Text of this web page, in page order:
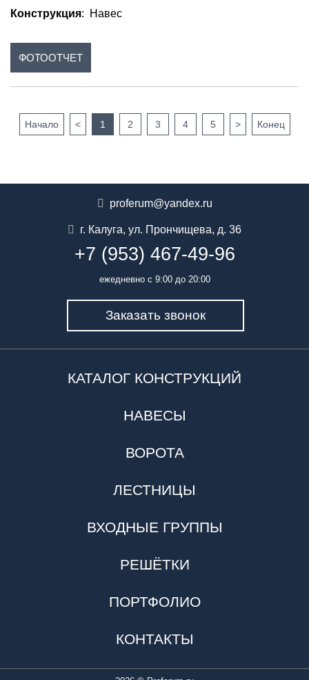
Конструкция: Навес
ФОТООТЧЕТ
Начало < 1 2 3 4 5 > Конец
proferum@yandex.ru
г. Калуга, ул. Прончищева, д. 36
+7 (953) 467-49-96
ежедневно с 9:00 до 20:00
Заказать звонок
КАТАЛОГ КОНСТРУКЦИЙ
НАВЕСЫ
ВОРОТА
ЛЕСТНИЦЫ
ВХОДНЫЕ ГРУППЫ
РЕШЁТКИ
ПОРТФОЛИО
КОНТАКТЫ